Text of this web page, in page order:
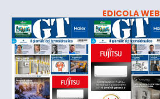
EDICOLA WEB